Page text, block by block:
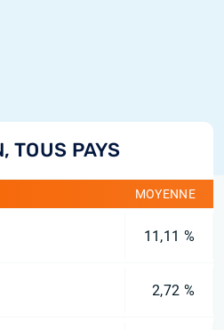
TOUS PAYS
MOYENNE
11,11 %
2,72 %